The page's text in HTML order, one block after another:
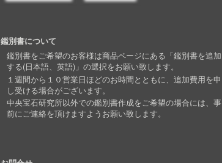
鑑別書について
鑑別書をご希望のお客様は商品ページにある「鑑別書を追加
する(日本語、英語)」の選択をお願い致します。
１週間から１０営業日ほどのお時間とともに、追加費用を申
し受ける場合がございます。
中央宝石研究所以外での鑑別書作成をご希望の場合には、事
前にご連絡を頂けますようお願い致します。